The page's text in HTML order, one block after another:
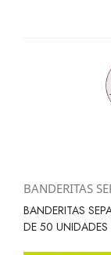
BANDERITAS
BANDERITAS
DE 50 UNIDADES